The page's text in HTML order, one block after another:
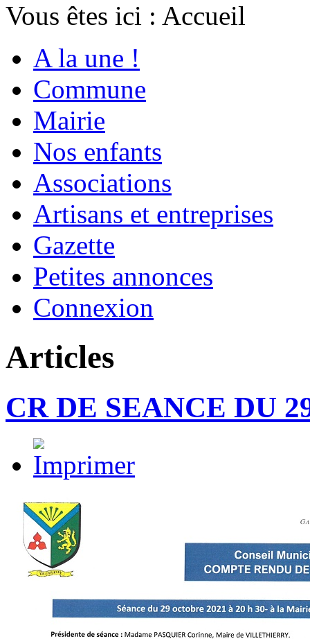
Vous êtes ici : Accueil
A la une !
Commune
Mairie
Nos enfants
Associations
Artisans et entreprises
Gazette
Petites annonces
Connexion
Articles
CR DE SEANCE DU